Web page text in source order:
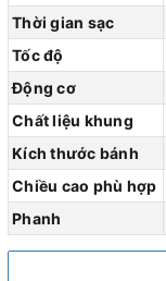
Thời gian sạc
Tốc độ
Động cơ
Chất liệu khung
Kích thước bánh
Chiều cao phù hợp
Phanh